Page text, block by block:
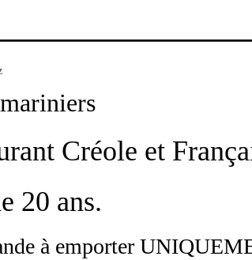
Créole et
20 ans.
à emporter